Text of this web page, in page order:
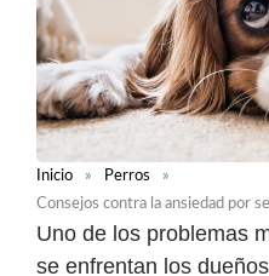
Inicio » Perros
»
Consejos contra la ansiedad por
Uno de los problemas
se enfrentan los